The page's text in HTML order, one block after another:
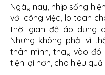
Ngày nay, nhịp sống
với công việc, lo toan
thời gian để áp dụng
Nhưng không phải vì
thân mình, thay vào
tiện lợi hơn, cho hiệu quả